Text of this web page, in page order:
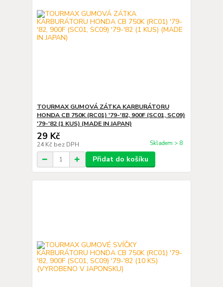
TOURMAX GUMOVÁ ZÁTKA KARBURÁTORU
HONDA CB 750K (RC01) '79-'82, 900F (SC01, SC09)
'79-'82 (1 KUS) (MADE IN JAPAN)
29 Kč
24 Kč bez DPH Skladem > 8
Přidat do košíku